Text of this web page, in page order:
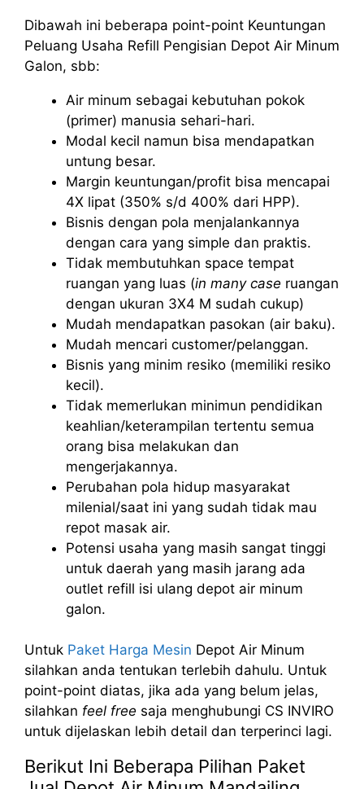
Dibawah ini beberapa point-point Keuntungan
Peluang Usaha Refill Pengisian Depot Air Minum
Galon, sbb:
Air minum sebagai kebutuhan pokok
(primer) manusia sehari-hari.
Modal kecil namun bisa mendapatkan
untung besar.
Margin keuntungan/profit bisa mencapai
4X lipat (350% s/d 400% dari HPP).
Bisnis dengan pola menjalankannya
dengan cara yang simple dan praktis.
Tidak membutuhkan space tempat
ruangan yang luas (in many case ruangan
dengan ukuran 3X4 M sudah cukup)
Mudah mendapatkan pasokan (air baku).
Mudah mencari customer/pelanggan.
Bisnis yang minim resiko (memiliki resiko
kecil).
Tidak memerlukan minimun pendidikan
keahlian/keterampilan tertentu semua
orang bisa melakukan dan
mengerjakannya.
Perubahan pola hidup masyarakat
milenial/saat ini yang sudah tidak mau
repot masak air.
Potensi usaha yang masih sangat tinggi
untuk daerah yang masih jarang ada
outlet refill isi ulang depot air minum
galon.
Untuk Paket Harga Mesin Depot Air Minum
silahkan anda tentukan terlebih dahulu. Untuk
point-point diatas, jika ada yang belum jelas,
silahkan feel free saja menghubungi CS INVIRO
untuk dijelaskan lebih detail dan terperinci lagi.
Berikut Ini Beberapa Pilihan Paket